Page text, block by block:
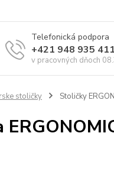
Telefonická podpora
+421 948 935 411
v pracovných dňoch
stoličky Stoličky